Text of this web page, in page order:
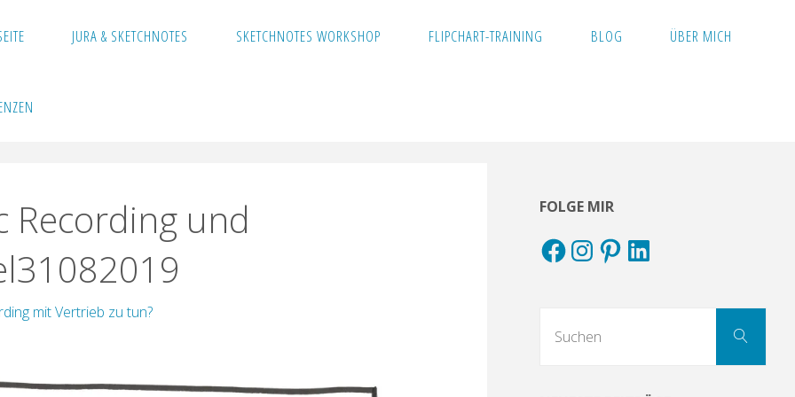
JURA & SKETCHNOTES SKETCHNOTES WORKSHOP FLIPCHART-TRAINING BLOG ÜBER MICH
Recording und
mit Vertrieb zu tun?
FOLGE MIR
FacebookInstagram
PinterestLinkedIn
Suchen